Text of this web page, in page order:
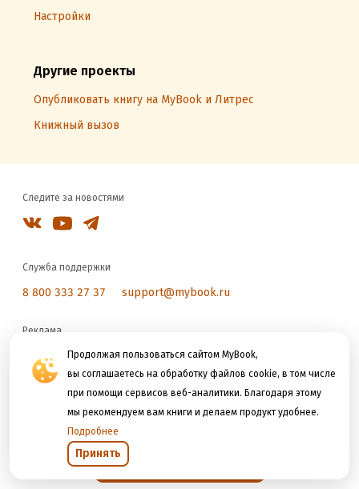
Продолжая пользоваться сайтом MyBook,
вы соглашаетесь на обработку файлов cookie, в том числе
при помощи сервисов веб-аналитики. Благодаря этому
мы рекомендуем вам книги и делаем продукт удобнее.
Подробнее
Принять
Настройки
Другие проекты
Опубликовать книгу на MyBook и Литрес
Книжный вызов
Следите за новостями
Служба поддержки
8 800 333 27 37 support@mybook.ru
Реклама
reklama@litres.ru
Мы принимаем к оплате
Открыть в приложении